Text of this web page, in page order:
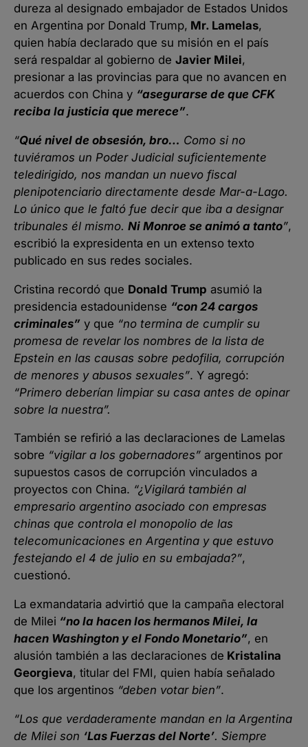
dureza al designado embajador de Estados Unidos
en Argentina por Donald Trump, Mr. Lamelas,
quien había declarado que su misión en el país
será respaldar al gobierno de Javier Milei,
presionar a las provincias para que no avancen en
acuerdos con China y “asegurarse de que CFK
reciba la justicia que merece”.
“Qué nivel de obsesión, bro… Como si no
tuviéramos un Poder Judicial suficientemente
teledirigido, nos mandan un nuevo fiscal
plenipotenciario directamente desde Mar-a-Lago.
Lo único que le faltó fue decir que iba a designar
tribunales él mismo. Ni Monroe se animó a tanto”,
escribió la expresidenta en un extenso texto
publicado en sus redes sociales.
Cristina recordó que Donald Trump asumió la
presidencia estadounidense “con 24 cargos
criminales” y que “no termina de cumplir su
promesa de revelar los nombres de la lista de
Epstein en las causas sobre pedofilia, corrupción
de menores y abusos sexuales”. Y agregó:
“Primero deberían limpiar su casa antes de opinar
sobre la nuestra”.
También se refirió a las declaraciones de Lamelas
sobre “vigilar a los gobernadores” argentinos por
supuestos casos de corrupción vinculados a
proyectos con China. “¿Vigilará también al
empresario argentino asociado con empresas
chinas que controla el monopolio de las
telecomunicaciones en Argentina y que estuvo
festejando el 4 de julio en su embajada?”,
cuestionó.
La exmandataria advirtió que la campaña electoral
de Milei “no la hacen los hermanos Milei, la
hacen Washington y el Fondo Monetario”, en
alusión también a las declaraciones de Kristalina
Georgieva, titular del FMI, quien había señalado
que los argentinos “deben votar bien”.
“Los que verdaderamente mandan en la Argentina
de Milei son ‘Las Fuerzas del Norte’. Siempre